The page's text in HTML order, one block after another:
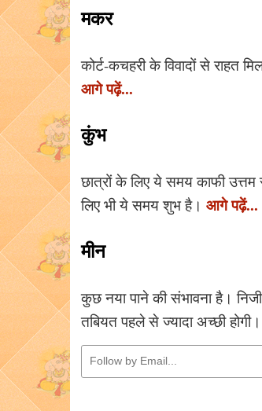
मकर
कोर्ट-कचहरी के विवादों से राहत
आगे पढ़ें...
कुंभ
छात्रों के लिए ये समय काफी उत्तम
लिए भी ये समय शुभ है। आगे पढ़ें...
मीन
कुछ नया पाने की संभावना है।
तबियत पहले से ज्यादा अच्छी